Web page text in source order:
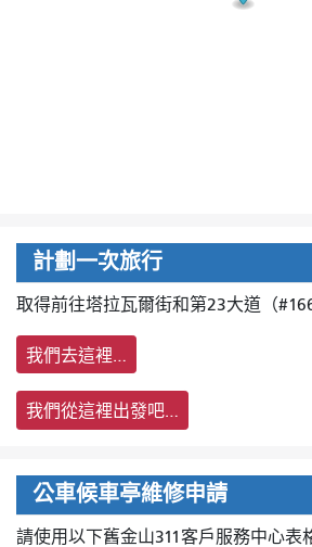
計劃一次旅行
取得前往塔拉瓦爾街和第23大道（
我們去這裡…
我們從這裡出發吧…
公車候車亭維修申請
請使用以下舊金山311客戶服務中心表